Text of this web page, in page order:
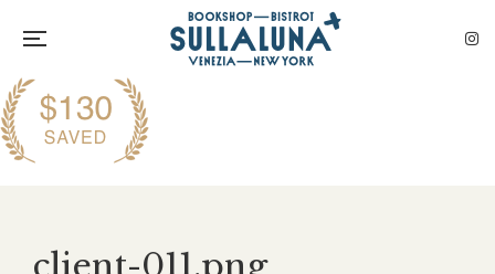
client-011.png